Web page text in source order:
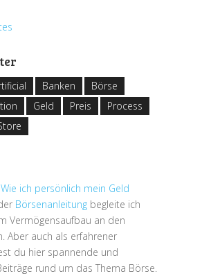
Banken
Börse
Geld Preis
Process
Wie ich persönlich mein Geld
Börsenanleitungbegleite ich
Vermögensaufbau an den
Aber auch als erfahrener
du hier spannende und
rund um das Thema Börse.